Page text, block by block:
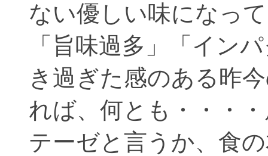
ない優しい味になっ
「旨味過多」「イン
き過ぎた感のある昨
れば、何とも・・・
テーゼと言うか、食